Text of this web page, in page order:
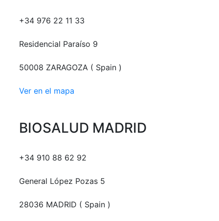
+34 976 22 11 33
Residencial Paraíso 9
50008 ZARAGOZA ( Spain )
Ver en el mapa
BIOSALUD MADRID
+34 910 88 62 92
General López Pozas 5
28036 MADRID ( Spain )